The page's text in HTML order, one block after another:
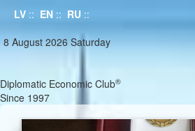
LV :: EN :: RU ::
8 August 2026 Saturday
Diplomatic Economic Club®
Since 1997